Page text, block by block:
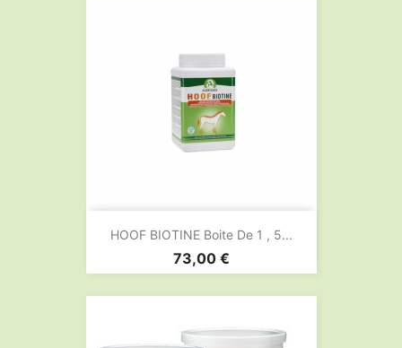
HOOF BIOTINE Boite De 1 , 5...
Prix
73,00 €